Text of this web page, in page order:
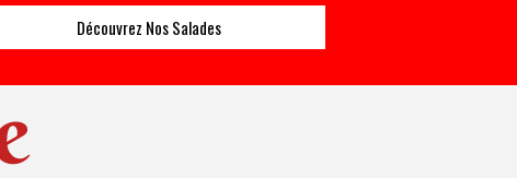
Découvrez Nos Salades